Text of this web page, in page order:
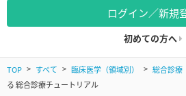
ログイン／新規
初めての方へ
TOP すべて 臨床医学（領域別） 総合診療
る 総合診療チュートリアル